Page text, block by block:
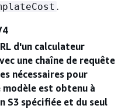
.
d'un calculateur
une chaîne de requête
nécessaires pour
modèle est obtenu à
S3 spécifiée et du seul